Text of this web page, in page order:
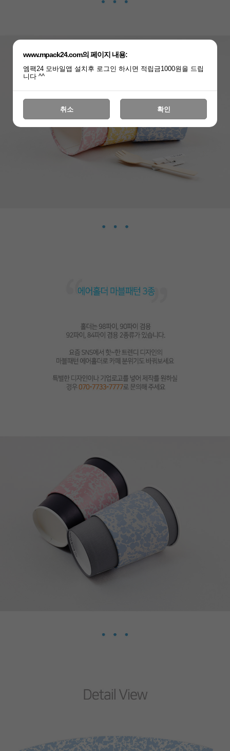
www.mpack24.com의 페이지 내용:
엠팩24 모바일앱 설치후 로그인 하시면 적립금1000원을 드립
니다 ^^
취소 확인